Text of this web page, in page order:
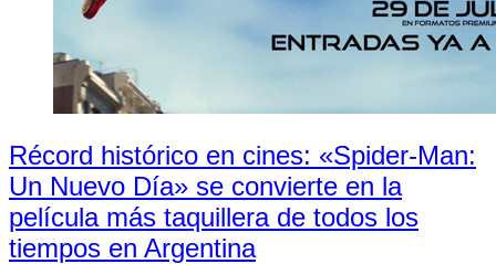
Récord histórico en cines: «Spider-Man:
Un Nuevo Día» se convierte en la
película más taquillera de todos los
tiempos en Argentina